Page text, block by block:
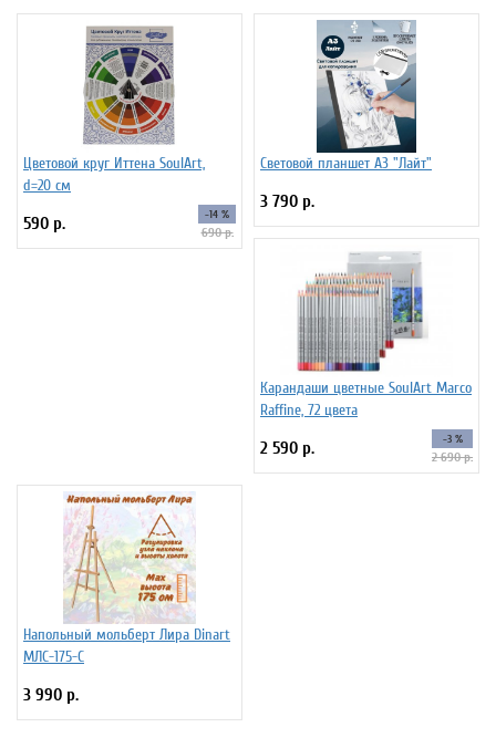
Цветовой круг Иттена SoulArt,
d=20 см
590 р. -14 %
690 р.
Световой планшет А3 "Лайт"
3 790 р.
Карандаши цветные SoulArt Marco
Raffine, 72 цвета
2 590 р. -3 %
2 690 р.
Напольный мольберт Лира Dinart
МЛС-175-С
3 990 р.